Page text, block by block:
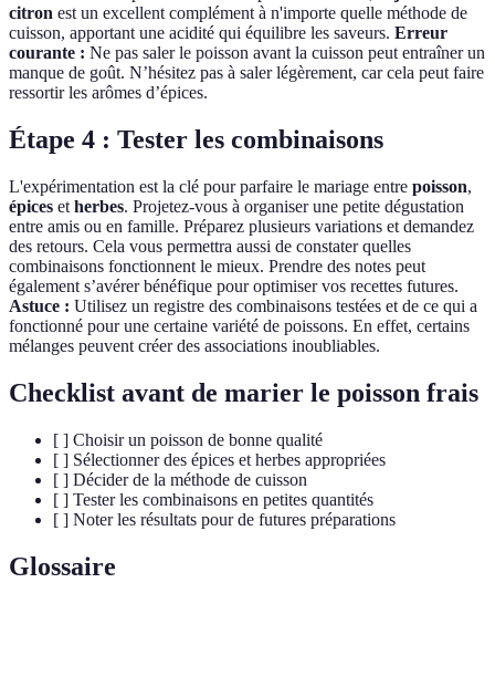
citron est un excellent complément à n'importe quelle méthode de
cuisson, apportant une acidité qui équilibre les saveurs. Erreur
courante : Ne pas saler le poisson avant la cuisson peut entraîner un
manque de goût. N’hésitez pas à saler légèrement, car cela peut faire
ressortir les arômes d’épices.
Étape 4 : Tester les combinaisons
L'expérimentation est la clé pour parfaire le mariage entre poisson,
épices et herbes. Projetez-vous à organiser une petite dégustation
entre amis ou en famille. Préparez plusieurs variations et demandez
des retours. Cela vous permettra aussi de constater quelles
combinaisons fonctionnent le mieux. Prendre des notes peut
également s’avérer bénéfique pour optimiser vos recettes futures.
Astuce : Utilisez un registre des combinaisons testées et de ce qui a
fonctionné pour une certaine variété de poissons. En effet, certains
mélanges peuvent créer des associations inoubliables.
Checklist avant de marier le poisson frais
[ ] Choisir un poisson de bonne qualité
[ ] Sélectionner des épices et herbes appropriées
[ ] Décider de la méthode de cuisson
[ ] Tester les combinaisons en petites quantités
[ ] Noter les résultats pour de futures préparations
Glossaire